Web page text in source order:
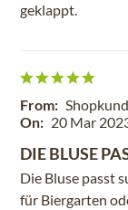
geklappt.
From:
On: 20 Mar
DIE BLUSE
Die Bluse passt
für Biergarten